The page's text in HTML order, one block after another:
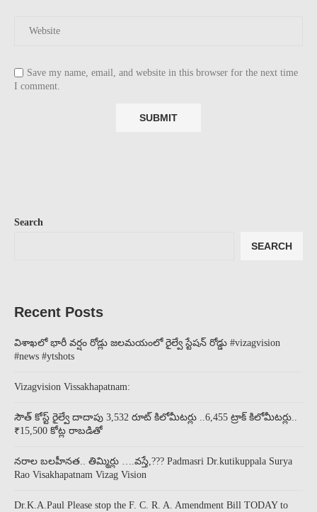
Save my name, email, and website in this browser for the next time
I comment.
Search
SEARCH
Recent Posts
విశాఖలో భారీ వర్షం రోడ్లు జలమయంలో రైల్వే స్టేషన్ రోడ్డు #vizagvision
#news #ytshots
Vizagvision Vissakhapatnam:
సౌత్ కోస్ట్ రైల్వే దాదాపు 3,532 రూట్ కిలోమీటర్లు ..6,455 ట్రాక్ కిలోమీటర్లు..
₹15,500 కోట్ల రాబడితో
నరాల బలహీనత.. తిమ్మిర్లు ….వస్తే,??? Padmasri Dr.kutikuppala Surya
Rao Visakhapatnam Vizag Vision
Dr.K.A.Paul Please stop the F. C. R. A. Amendment Bill TODAY to